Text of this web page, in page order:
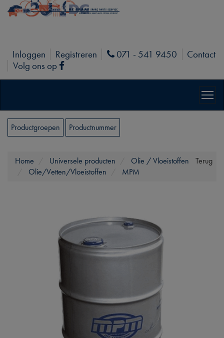
Inloggen Registreren Phone
071 - 541 9450
Contact
Volg ons op
Facebook
Productgroepen Productnummer
Terug
Home Universele producten
Olie / Vloeistoffen
Olie/Vetten/Vloeistoffen
MPM